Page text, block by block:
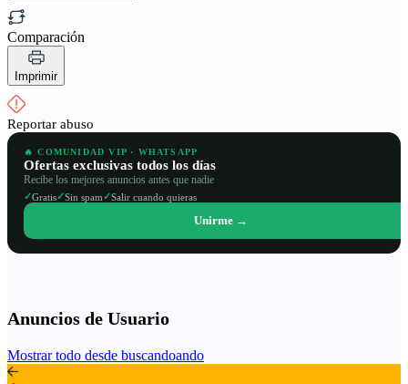
Comparación
Imprimir
Reportar abuso
🔥 COMUNIDAD VIP · WHATSAPP
Ofertas exclusivas todos los días
Recibe los mejores anuncios antes que nadie
✓Gratis✓Sin spam✓Salir cuando quieras
Unirme →
Anuncios de Usuario
Mostrar todo desde buscandoando